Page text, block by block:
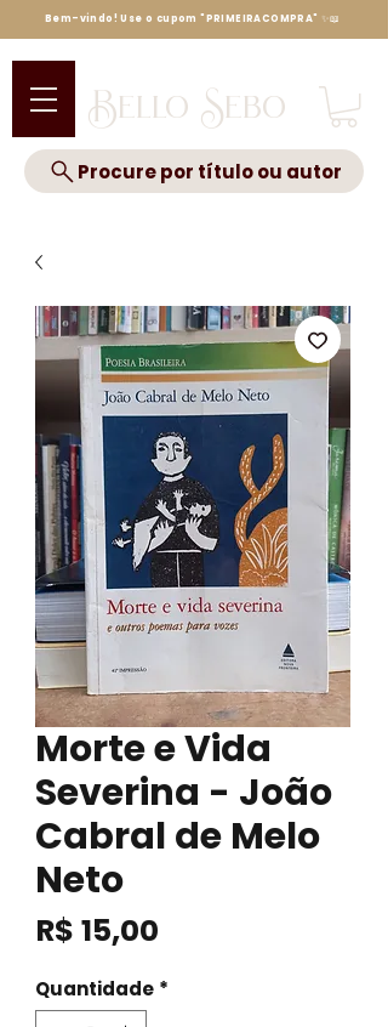
Bello Sebo
Procure por título ou autor
Bem-vindo! Use o cupom "PRIMEIRACOMPRA" ✨📖
Morte e Vida
Severina - João
Cabral de Melo
Neto
R$ 15,00
Quantidade *